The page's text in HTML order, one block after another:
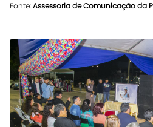
Fonte:Assessoria de Comunicação da